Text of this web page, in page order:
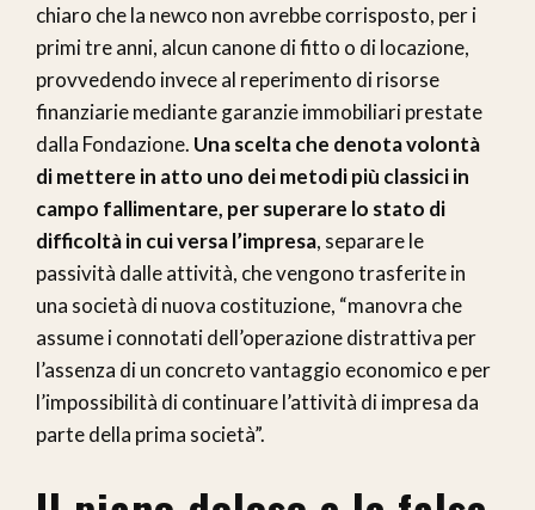
chiaro che la newco non avrebbe corrisposto, per i
primi tre anni, alcun canone di fitto o di locazione,
provvedendo invece al reperimento di risorse
finanziarie mediante garanzie immobiliari prestate
dalla Fondazione. Una scelta che denota volontà
di mettere in atto uno dei metodi più classici in
campo fallimentare, per superare lo stato di
difficoltà in cui versa l’impresa, separare le
passività dalle attività, che vengono trasferite in
una società di nuova costituzione, “manovra che
assume i connotati dell’operazione distrattiva per
l’assenza di un concreto vantaggio economico e per
l’impossibilità di continuare l’attività di impresa da
parte della prima società”.